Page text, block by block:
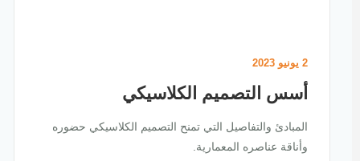
أسس التصميم الكلاسيكي
المبادئ والتفاصيل التي تمنح التصميم الكلاسيكي حضوره
وأناقة عناصره المعمارية.